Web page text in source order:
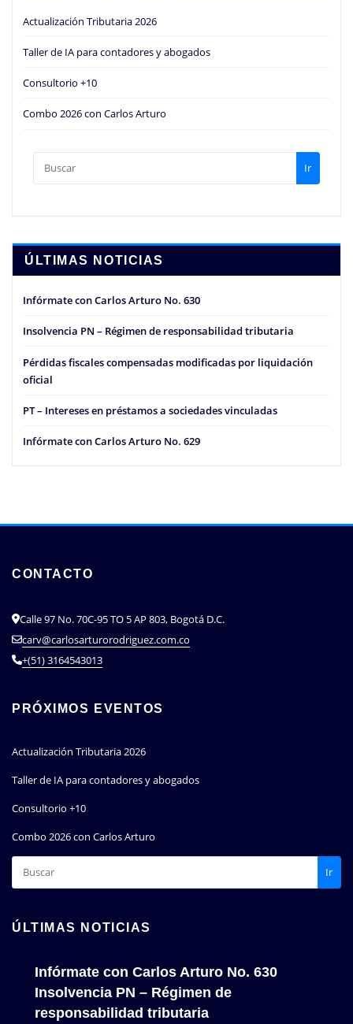
Actualización Tributaria 2026
Taller de IA para contadores y abogados
Consultorio +10
Combo 2026 con Carlos Arturo
Ir
ÚLTIMAS NOTICIAS
Infórmate con Carlos Arturo No. 630
Insolvencia PN – Régimen de responsabilidad tributaria
Pérdidas fiscales compensadas modificadas por liquidación
oficial
PT – Intereses en préstamos a sociedades vinculadas
Infórmate con Carlos Arturo No. 629
CONTACTO
Calle 97 No. 70C-95 TO 5 AP 803, Bogotá D.C.
carv@carlosarturorodriguez.com.co
+(51) 3164543013
PRÓXIMOS EVENTOS
Actualización Tributaria 2026
Taller de IA para contadores y abogados
Consultorio +10
Combo 2026 con Carlos Arturo
Ir
ÚLTIMAS NOTICIAS
Infórmate con Carlos Arturo No. 630
Insolvencia PN – Régimen de
responsabilidad tributaria